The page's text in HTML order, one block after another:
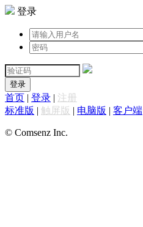
登录
登录
首页 | 登录 | 注册
标准版 | 触屏版 | 电脑版 | 客户端
© Comsenz Inc.